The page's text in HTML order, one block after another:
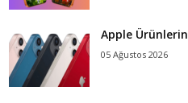
Apple
05 Ağustos 2026